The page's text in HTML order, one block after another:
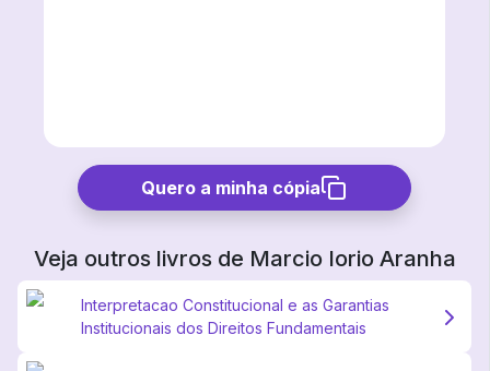
Quero a minha cópia
Veja outros livros de Marcio Iorio Aranha
Interpretacao Constitucional e as Garantias
Institucionais dos Direitos Fundamentais